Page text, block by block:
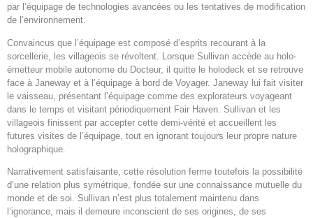
par l’équipage de technologies avancées ou les tentatives de modification
de l’environnement.
Convaincus que l’équipage est composé d’esprits recourant à la
sorcellerie, les villageois se révoltent. Lorsque Sullivan accède au holo-
émetteur mobile autonome du Docteur, il quitte le holodeck et se retrouve
face à Janeway et à l’équipage à bord de Voyager. Janeway lui fait visiter
le vaisseau, présentant l’équipage comme des explorateurs voyageant
dans le temps et visitant périodiquement Fair Haven. Sullivan et les
villageois finissent par accepter cette demi-vérité et accueillent les
futures visites de l’équipage, tout en ignorant toujours leur propre nature
holographique.
Narrativement satisfaisante, cette résolution ferme toutefois la possibilité
d’une relation plus symétrique, fondée sur une connaissance mutuelle du
monde et de soi. Sullivan n’est plus totalement maintenu dans
l’ignorance, mais il demeure inconscient de ses origines, de ses